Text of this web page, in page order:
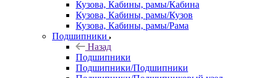
Кузова, Кабины, рамы/Кабина
Кузова, Кабины, рамы/Кузов
Кузова, Кабины, рамы/Рама
Подшипники
Назад
Подшипники
Подшипники/Подшипники